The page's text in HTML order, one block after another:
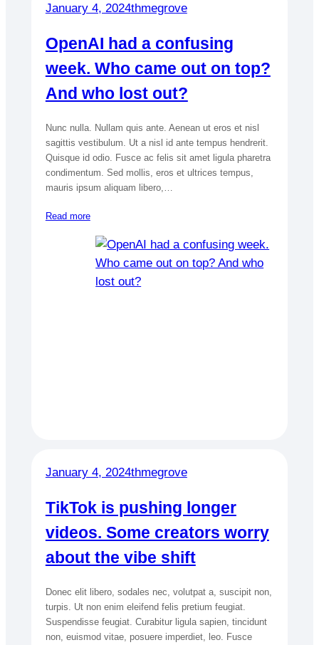
January 4, 2024thmegrove
OpenAI had a confusing
week. Who came out on top?
And who lost out?
Nunc nulla. Nullam quis ante. Aenean ut eros et nisl
sagittis vestibulum. Ut a nisl id ante tempus hendrerit.
Quisque id odio. Fusce ac felis sit amet ligula pharetra
condimentum. Sed mollis, eros et ultrices tempus,
mauris ipsum aliquam libero,…
Read more
January 4, 2024thmegrove
TikTok is pushing longer
videos. Some creators worry
about the vibe shift
Donec elit libero, sodales nec, volutpat a, suscipit non,
turpis. Ut non enim eleifend felis pretium feugiat.
Suspendisse feugiat. Curabitur ligula sapien, tincidunt
non, euismod vitae, posuere imperdiet, leo. Fusce